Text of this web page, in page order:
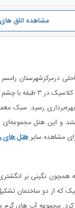
مشاهده اتاق
درمرکزشهرستان
آلمانی تهیه و در سال ۱۳۱۱
و این هتل
مشاهده سایرهتل های
نگینی بر
که از دو ساختمان